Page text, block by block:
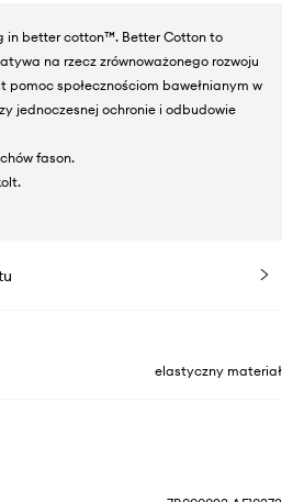
in better cotton™. Better Cotton to
na rzecz zrównoważonego rozwoju
pomoc społecznościom bawełnianym w
jednoczesnej ochronie i odbudowie
fason.
elastyczny materiał